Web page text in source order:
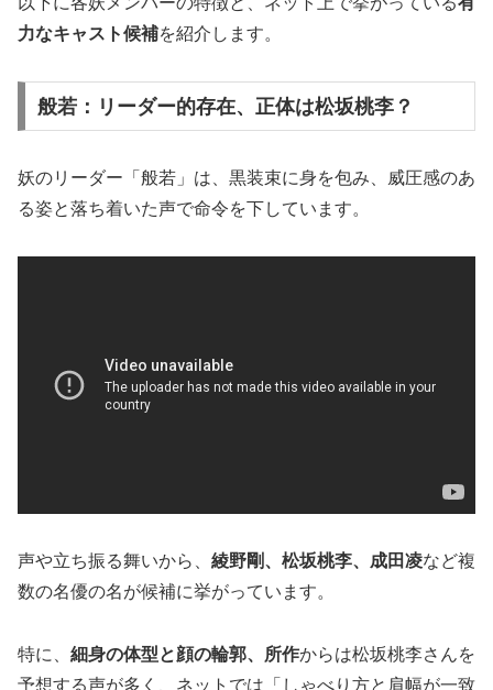
力なキャスト候補を紹介します。
般若：リーダー的存在、正体は松坂桃李？
妖のリーダー「般若」は、黒装束に身を包み、威圧感のあ
る姿と落ち着いた声で命令を下しています。
声や立ち振る舞いから、 綾野剛、松坂桃李、成田凌など複
数の名優の名が候補に挙がっています。
特に、 細身の体型と顔の輪郭、所作からは松坂桃李さんを
予想する声が多く、ネットでは「しゃべり方と肩幅が一致